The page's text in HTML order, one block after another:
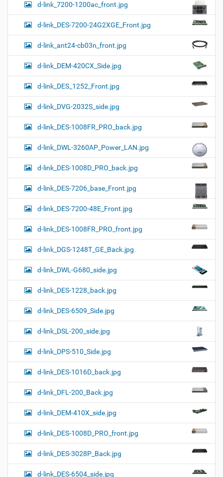
d-link_7200-1200ac_front.jpg
d-link_DES-7200-24G2XGE_Front.jpg
d-link_ant24-cb03n_front.jpg
d-link_DEM-420CX_Side.jpg
d-link_DES_1252_Front.jpg
d-link_DVG-2032S_side.jpg
d-link_DES-1008FR_PRO_back.jpg
d-link_DWL-3260AP_Power_LAN.jpg
d-link_DES-1008D_PRO_back.jpg
d-link_DES-7206_base_Front.jpg
d-link_DES-7200-48E_Front.jpg
d-link_DES-1008FR_PRO_front.jpg
d-link_DGS-1248T_GE_Back.jpg
d-link_DWL-G680_side.jpg
d-link_DES-1228_back.jpg
d-link_DES-6509_Side.jpg
d-link_DSL-200_side.jpg
d-link_DPS-510_Side.jpg
d-link_DES-1016D_back.jpg
d-link_DFL-200_Back.jpg
d-link_DEM-410X_side.jpg
d-link_DES-1008D_PRO_front.jpg
d-link_DES-3028P_Back.jpg
d-link_DES-6504_side.jpg